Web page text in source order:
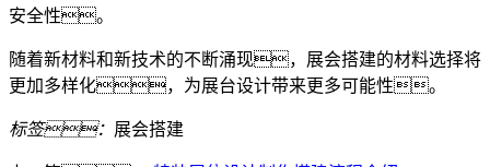
安全性。
随着新材料和新技术的不断涌现，展会搭建的材料选择将
更加多样化，为展台设计带来更多可能性。
标签： 展会搭建